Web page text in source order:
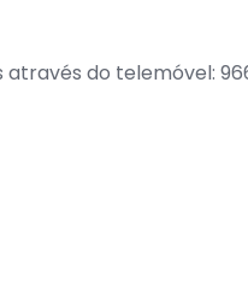
do telemóvel: 966